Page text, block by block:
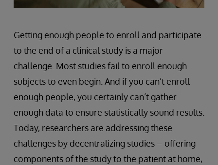
Getting enough people to enroll and participate
to the end of a clinical study is a major
challenge. Most studies fail to enroll enough
subjects to even begin. And if you can’t enroll
enough people, you certainly can’t gather
enough data to ensure statistically sound results.
Today, researchers are addressing these
challenges by decentralizing studies – offering
components of the study to the patient at home,